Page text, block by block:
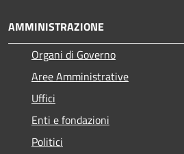
AMMINISTRAZIONE
Organi di Governo
Aree Amministrative
Uffici
Enti e fondazioni
Politici